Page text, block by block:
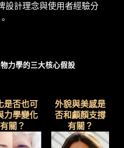
設計理念與使用者經驗分
力學的三大核心假設
是否也可
力學變化
有關？
外貌與美感是
否和顱顏支撐
有關？